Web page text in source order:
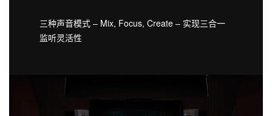
三种声音模式 – Mix, Focus, Create – 实现三合一
监听灵活性